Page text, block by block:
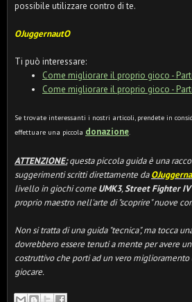
possibile utilizzare contro di te.
OJuggernautO
Ti può interessare:
Come migliorare il proprio gioco -
Come migliorare il proprio gioco -
Se trovate interessanti i nostri articoli, prendete in
effettuare una piccola donazione.
ATTENZIONE:questa piccola guida è una
suggerimenti scritti direttamente da
livello in giochi come UMK3,Street Fighter IV
proprio maestro nell'arte di "scoprire" nuove
Non si tratta di una guida "tecnica", ma tocca
dovrebbero essere tenuti a mente per avere
costruttivo che porti ad un vero
giocare.